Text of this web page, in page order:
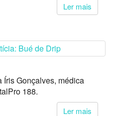
Ler mais
Íris Gonçalves, médica
188.
Ler mais